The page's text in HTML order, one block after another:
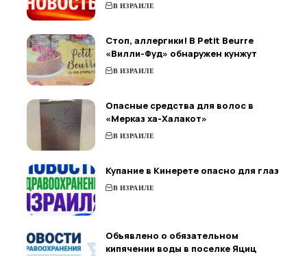
В ИЗРАИЛЕ
Стоп, аллергики! В Petit Beurre
«Вилли-Фуд» обнаружен кунжут
В ИЗРАИЛЕ
Опасные средства для волос в
«Мерказ ха-Халакот»
В ИЗРАИЛЕ
Купание в Кинерете опасно для глаз
В ИЗРАИЛЕ
Объявлено о обязательном
кипячении воды в поселке Яциц